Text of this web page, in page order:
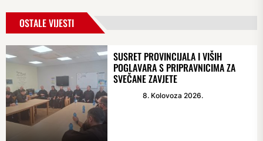
OSTALE VIJESTI
SUSRET PROVINCIJALA I VIŠIH
POGLAVARA S PRIPRAVNICIMA ZA
SVEČANE ZAVJETE
8. Kolovoza 2026.